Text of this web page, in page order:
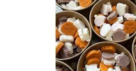
Uklidňující směs podzimu. Oranžová
Hnědá - jasmín, pomerančové květy
borůvkový muffin. V...
Dostupnost:
Předobjednávka
3147